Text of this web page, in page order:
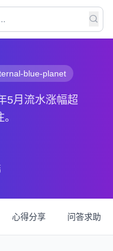
blue-planet
5月流水涨幅超
心得分享 问答求助